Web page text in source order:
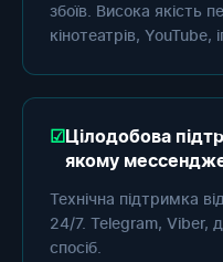
збоїв. Висока якість
кінотеатрів, YouTube,
Цілодобова
якому
Технічна підтримка
24/7. Telegram, Viber,
спосіб.